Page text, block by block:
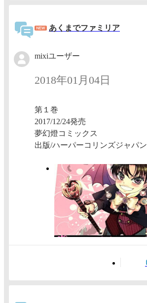
あくまでファミリア
mixiユーザー
2018年01月04日
第１巻
2017/12/24発売
夢幻燈コミックス
出版/ハーパーコリンズジャパン